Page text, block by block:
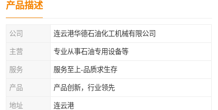
产品描述
公司 连云港华德石油化工机械有限公司
主营 专业从事石油专用设备等
服务 服务至上-品质求生存
产品 产品创新，行业领先
地址 连云港